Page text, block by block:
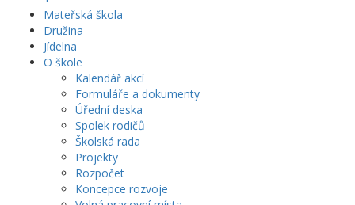
Mateřská škola
Družina
Jídelna
O škole
Kalendář akcí
Formuláře a dokumenty
Úřední deska
Spolek rodičů
Školská rada
Projekty
Rozpočet
Koncepce rozvoje